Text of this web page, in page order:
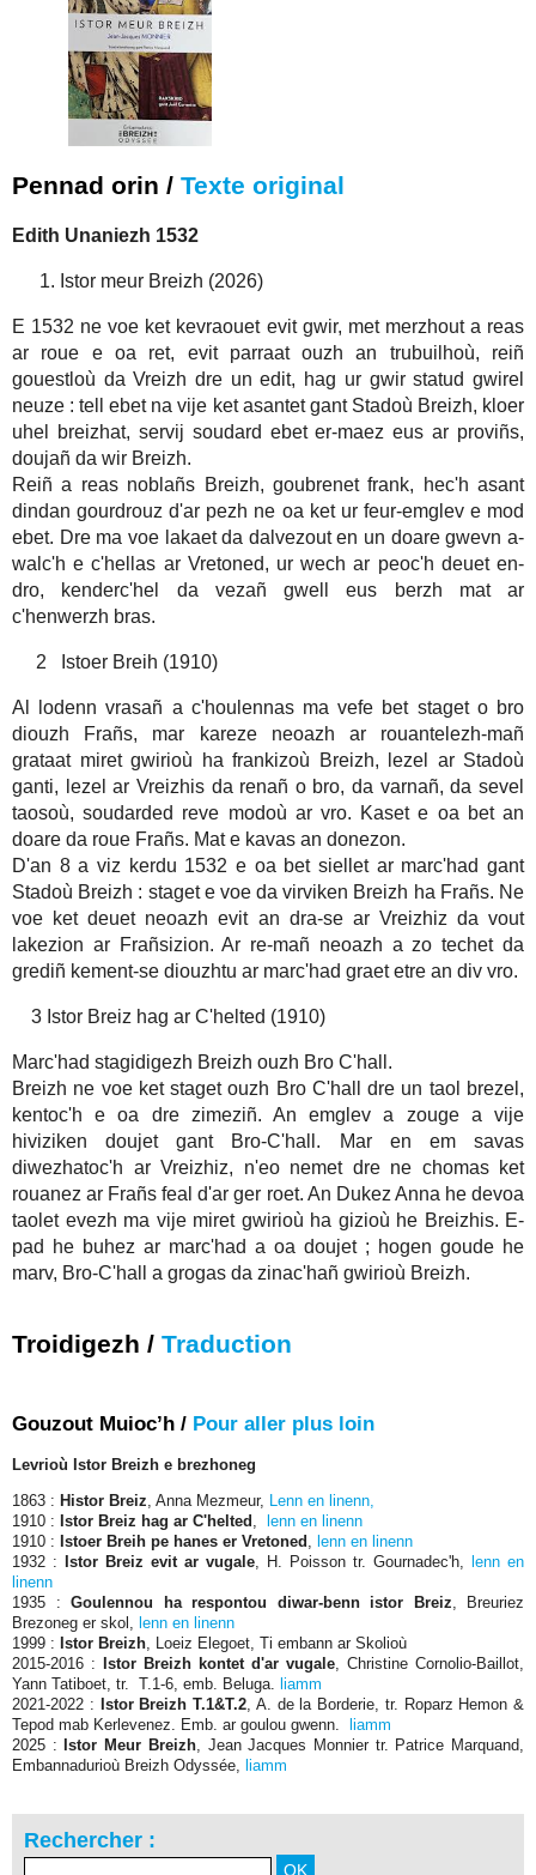
Pennad orin / Texte original
Edith Unaniezh 1532
Istor meur Breizh (2026)
E 1532 ne voe ket kevraouet evit gwir, met merzhout a reas
ar roue e oa ret, evit parraat ouzh an trubuilhoù, reiñ
gouestloù da Vreizh dre un edit, hag ur gwir statud gwirel
neuze : tell ebet na vije ket asantet gant Stadoù Breizh, kloer
uhel breizhat, servij soudard ebet er-maez eus ar proviñs,
doujañ da wir Breizh.
Reiñ a reas noblañs Breizh, goubrenet frank, hec'h asant
dindan gourdrouz d'ar pezh ne oa ket ur feur-emglev e mod
ebet. Dre ma voe lakaet da dalvezout en un doare gwevn a-
walc'h e c'hellas ar Vretoned, ur wech ar peoc'h deuet en-
dro, kenderc'hel da vezañ gwell eus berzh mat ar
c'henwerzh bras.
2 Istoer Breih (1910)
Al lodenn vrasañ a c'houlennas ma vefe bet staget o bro
diouzh Frañs, mar kareze neoazh ar rouantelezh-mañ
grataat miret gwirioù ha frankizoù Breizh, lezel ar Stadoù
ganti, lezel ar Vreizhis da renañ o bro, da varnañ, da sevel
taosoù, soudarded reve modoù ar vro. Kaset e oa bet an
doare da roue Frañs. Mat e kavas an donezon.
D'an 8 a viz kerdu 1532 e oa bet siellet ar marc'had gant
Stadoù Breizh : staget e voe da virviken Breizh ha Frañs. Ne
voe ket deuet neoazh evit an dra-se ar Vreizhiz da vout
lakezion ar Frañsizion. Ar re-mañ neoazh a zo techet da
grediñ kement-se diouzhtu ar marc'had graet etre an div vro.
3 Istor Breiz hag ar C'helted (1910)
Marc'had stagidigezh Breizh ouzh Bro C'hall.
Breizh ne voe ket staget ouzh Bro C'hall dre un taol brezel,
kentoc'h e oa dre zimeziñ. An emglev a zouge a vije
hiviziken doujet gant Bro-C'hall. Mar en em savas
diwezhatoc'h ar Vreizhiz, n'eo nemet dre ne chomas ket
rouanez ar Frañs feal d'ar ger roet. An Dukez Anna he devoa
taolet evezh ma vije miret gwirioù ha gizioù he Breizhis. E-
pad he buhez ar marc'had a oa doujet ; hogen goude he
marv, Bro-C'hall a grogas da zinac'hañ gwirioù Breizh.
Troidigezh / Traduction
Gouzout Muioc’h / Pour aller plus loin
Levrioù Istor Breizh e brezhoneg
1863 : Histor Breiz , Anna Mezmeur, Lenn en linenn,
1910 : Istor Breiz hag ar C'helted
lenn en linenn
1910 : Istoer Breih pe hanes er Vretoned lenn en linenn
1932 : Istor Breiz evit ar vugale , H. Poisson tr. Gournadec'h, lenn en
linenn
1935 : Goulennou ha respontou diwar-benn istor Breiz , Breuriez
Brezoneg er skol, lenn en linenn
1999 : Istor Breizh , Loeiz Elegoet, Ti embann ar Skolioù
2015-2016 : Istor Breizh kontet d'ar vugale , Christine Cornolio-Baillot,
Yann Tatiboet, tr. T.1-6, emb. Beluga. liamm
2021-2022 : Istor Breizh T.1&T.2 , A. de la Borderie, tr. Roparz Hemon &
Tepod mab Kerlevenez. Emb. ar goulou gwenn. liamm
2025 :Istor Meur Breizh, Jean Jacques Monnier tr. Patrice Marquand,
Embannadurioù Breizh Odyssée, liamm
Rechercher :